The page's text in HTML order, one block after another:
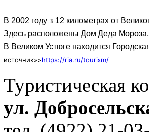
В 2002 году в 12 километрах от
Здесь расположены Дом Деда Мороза,
В Великом Устюге находится
источник»>https://ria.ru/tourism/
Туристическая
ул.